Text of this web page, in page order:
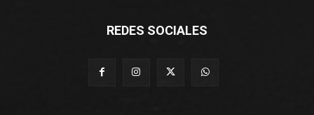
REDES SOCIALES